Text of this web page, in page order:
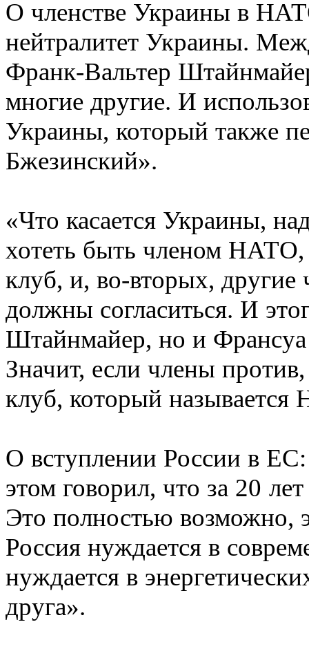
О членстве Украины в
нейтралитет Украины.
Франк-Вальтер
многие другие. И
Украины, который также
Бжезинский».
«Что касается Украины,
хотеть быть членом НАТО,
клуб, и, во-вторых, другие
должны согласиться. И
Штайнмайер, но и Франсуа
Значит, если члены
клуб, который
О вступлении России в ЕС:
этом говорил, что за 20
Это полностью возможно,
Россия нуждается в
нуждается в
друга».